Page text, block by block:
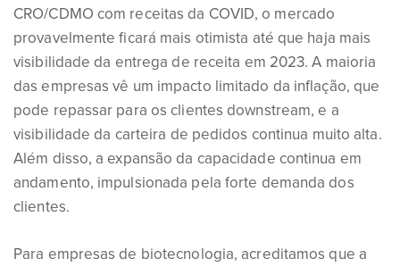
CRO/CDMO com receitas da COVID, o mercado
provavelmente ficará mais otimista até que haja mais
visibilidade da entrega de receita em 2023. A maioria
das empresas vê um impacto limitado da inflação, que
pode repassar para os clientes downstream, e a
visibilidade da carteira de pedidos continua muito alta.
Além disso, a expansão da capacidade continua em
andamento, impulsionada pela forte demanda dos
clientes.
Para empresas de biotecnologia, acreditamos que a